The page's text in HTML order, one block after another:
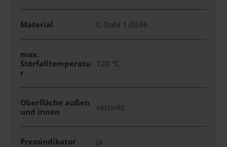
Material C-Stahl 1.0034
max.
Störfalltemperatu
r
120 °C
Oberfläche außen
und innen
verzinkt
Pressindikator Ja